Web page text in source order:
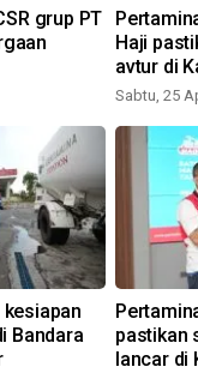
grup PT
Haji
avtur di
Sabtu, 25
Bandara
pastikan
lancar di